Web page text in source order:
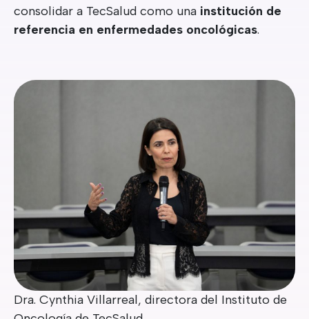
consolidar a TecSalud como una institución de
referencia en enfermedades oncológicas.
Dra. Cynthia Villarreal, directora del Instituto de